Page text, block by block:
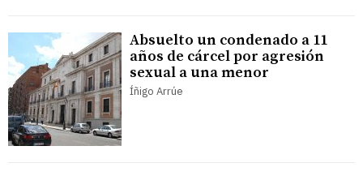
Absuelto un condenado a 11
años de cárcel por agresión
sexual a una menor
Íñigo Arrúe